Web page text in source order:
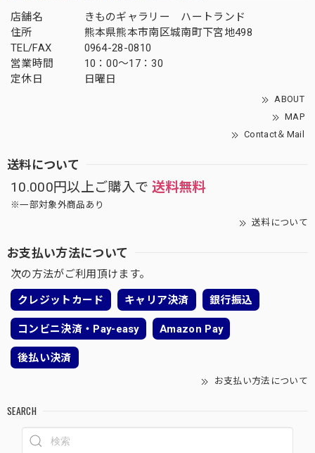
店舗名
きものギャラリー ハートランド
住所
熊本県熊本市南区城南町下宮地498
TEL/FAX
0964-28-0810
営業時間
10：00～17：30
定休日
日曜日
ABOUT
MAP
Contact＆Mail
送料について
10.000円以上ご購入で 送料無料
※一部対象外商品あり
送料について
お支払い方法について
次の方法がご利用頂けます。
クレジットカード キャリア決済 銀行振込
コンビニ決済・Pay-easy Amazon Pay
後払い決済
お支払い方法について
SEARCH